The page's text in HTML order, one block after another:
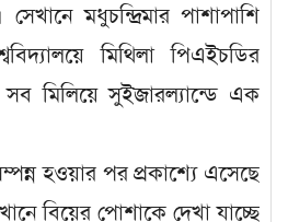
মধুচন্দ্রিমার পাশাপাশি
মিথিলা পিএইচডির
সব মিলিয়ে সুইজারল্যান্ডে এক
হওয়ার পর প্রকাশ্যে এসেছে
বিয়ের পোশাকে দেখা যাচ্ছে